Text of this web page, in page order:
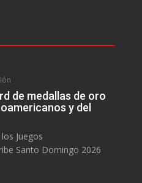
de medallas de oro
y del
Juegos
Santo Domingo 2026